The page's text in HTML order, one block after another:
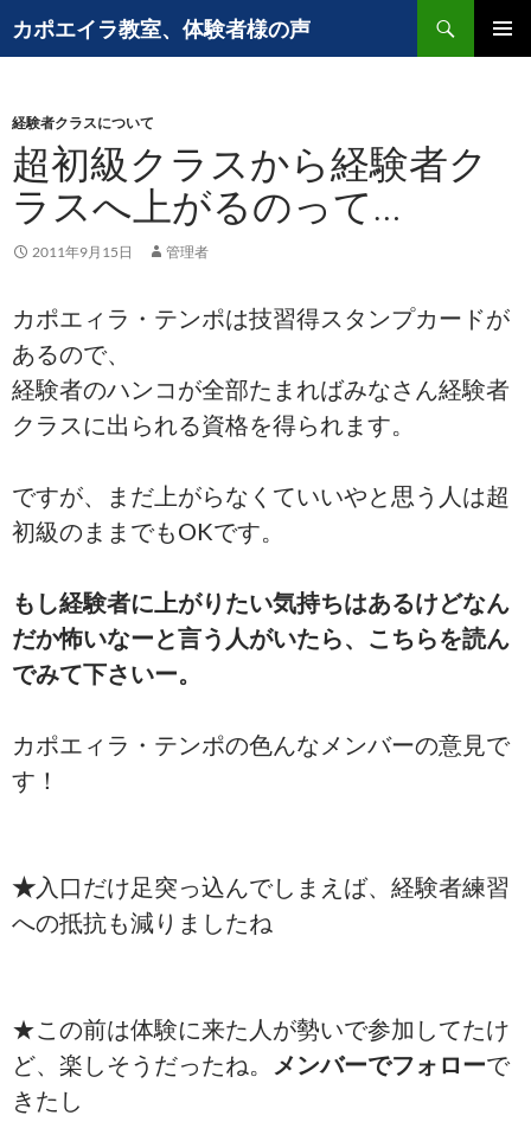
カポエイラ教室、体験者様の声
索
ン
ツ
へ
ス
キ
ッ
経験者クラスについて
超初級クラスから経験者ク
ラスへ上がるのって…
2011年9月15日 管理者
カポエィラ・テンポは技習得スタンプカードが
あるので、
経験者のハンコが全部たまればみなさん経験者
クラスに出られる資格を得られます。
ですが、まだ上がらなくていいやと思う人は超
初級のままでもOKです。
もし経験者に上がりたい気持ちはあるけどなん
だか怖いなーと言う人がいたら、こちらを読ん
でみて下さいー。
カポエィラ・テンポの色んなメンバーの意見で
す！
★入口だけ足突っ込んでしまえば、経験者練習
への抵抗も減りましたね
★この前は体験に来た人が勢いで参加してたけ
ど、楽しそうだったね。
メンバーでフォローで
きたし